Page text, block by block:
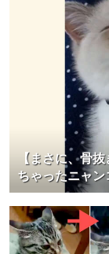
【まさに、骨
ちゃったニャ
いぬ